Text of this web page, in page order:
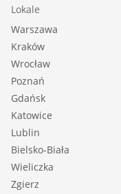
Lokale
Warszawa
Kraków
Wrocław
Poznań
Gdańsk
Katowice
Lublin
Bielsko-Biała
Wieliczka
Zgierz